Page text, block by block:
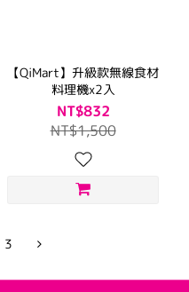
【QiMart】升級款無線食材
料理機x2入
NT$832
NT$1,500
3